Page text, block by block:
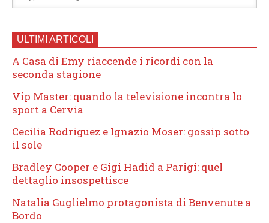
ULTIMI ARTICOLI
A Casa di Emy riaccende i ricordi con la
seconda stagione
Vip Master: quando la televisione incontra lo
sport a Cervia
Cecilia Rodriguez e Ignazio Moser: gossip sotto
il sole
Bradley Cooper e Gigi Hadid a Parigi: quel
dettaglio insospettisce
Natalia Guglielmo protagonista di Benvenute a
Bordo